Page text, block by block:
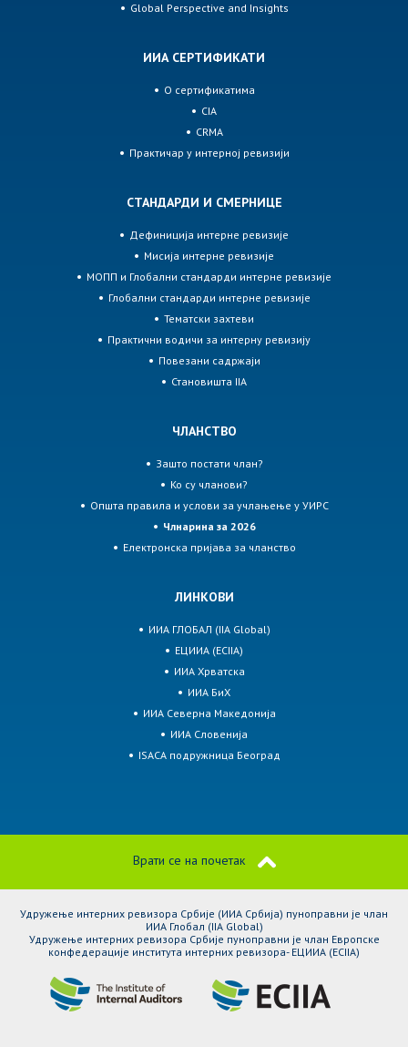
Global Perspective and Insights
ИИА СЕРТИФИКАТИ
О сертификатима
CIA
CRMA
Практичар у интерној ревизији
СТАНДАРДИ И СМЕРНИЦЕ
Дефиниција интерне ревизије
Мисија интерне ревизије
МОПП и Глобални стандарди интерне ревизије
Глобални стандарди интерне ревизије
Тематски захтеви
Практични водичи за интерну ревизију
Повезани садржаји
Становишта IIA
ЧЛАНСТВО
Зашто постати члан?
Ко су чланови?
Општа правила и услови за учлањење у УИРС
Члнарина за 2026
Електронска пријава за чланство
ЛИНКОВИ
ИИА ГЛОБАЛ (IIA Global)
ЕЦИИА (ECIIA)
ИИА Хрватска
ИИА БиХ
ИИА Северна Македонија
ИИА Словенија
ISACA подружница Београд
Врати се на почетак
Удружење интерних ревизора Србије (ИИА Србија) пуноправни је члан
ИИА Глобал (IIA Global)
Удружење интерних ревизора Србије пуноправни је члан Европске
конфедерације института интерних ревизора- ЕЦИИА (ЕCIIA)